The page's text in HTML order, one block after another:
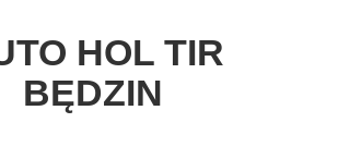
HOL TIR
BĘDZIN